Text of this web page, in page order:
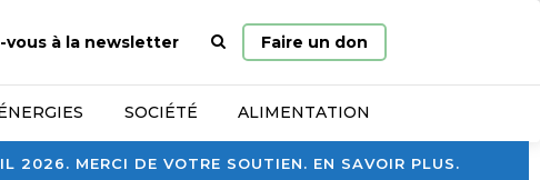
2026. MERCI DE VOTRE SOUTIEN. EN SAVOIR PLUS.
vous à la newsletter
Page
d’accueil
Faire un don
SOCIÉTÉ ALIMENTATION